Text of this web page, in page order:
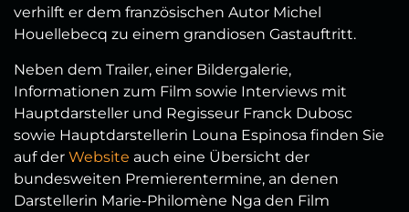
verhilft er dem französischen Autor Michel
Houellebecq zu einem grandiosen Gastauftritt.
Neben dem Trailer, einer Bildergalerie,
Informationen zum Film sowie Interviews mit
Hauptdarsteller und Regisseur Franck Dubosc
sowie Hauptdarstellerin Louna Espinosa finden Sie
auf der Website auch eine Übersicht der
bundesweiten Premierentermine, an denen
Darstellerin Marie-Philomène Nga den Film